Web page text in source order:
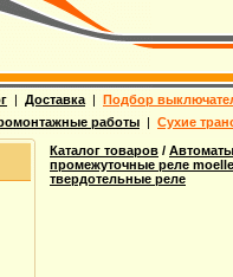
| Доставка | Подбор
работы | Сухие
Каталог товаров /
промежуточные реле
твердотельные реле